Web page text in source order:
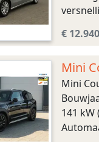
€ 12.940
Mini
Mini
141